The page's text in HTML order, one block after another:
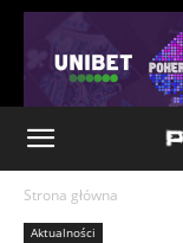
Strona główna
Aktualności